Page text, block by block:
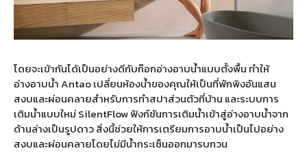
โดยจะเข้ากันได้เป็นอย่างดีกับก๊อกอ่างอาบน้ำแบบตั้งพื้น ทำให้
อ่างอาบน้ำ Antao เปลี่ยนห้องน้ำของคุณให้เป็นที่พักพิงอันแสน
สงบและผ่อนคลายสำหรับการทำสปาส่วนตัวที่บ้าน และระบบการ
เติมน้ำแบบใหม่ SilentFlow ฟังก์ชันการเติมน้ำเข้าสู่อ่างอาบน้ำจาก
ด้านล่างเป็นรูปดาว สิ่งนี้ช่วยให้การเตรียมการอาบน้ำเป็นไปอย่าง
สงบและผ่อนคลายโดยไม่มีน้ำกระเซ็นออกมารบกวน